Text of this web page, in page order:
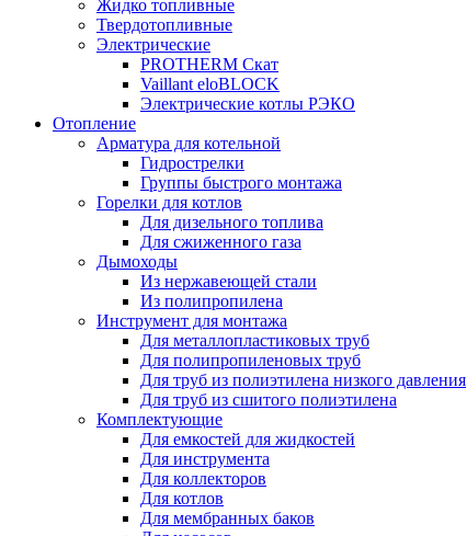
Жидко топливные
Твердотопливные
Электрические
PROTHERM Скат
Vaillant eloBLOCK
Электрические котлы РЭКО
Отопление
Арматура для котельной
Гидрострелки
Группы быстрого монтажа
Горелки для котлов
Для дизельного топлива
Для сжиженного газа
Дымоходы
Из нержавеющей стали
Из полипропилена
Инструмент для монтажа
Для металлопластиковых труб
Для полипропиленовых труб
Для труб из полиэтилена низкого давления
Для труб из сшитого полиэтилена
Комплектующие
Для емкостей для жидкостей
Для инструмента
Для коллекторов
Для котлов
Для мембранных баков